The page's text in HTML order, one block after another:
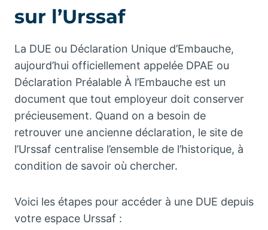
sur l’Urssaf
La DUE ou Déclaration Unique d’Embauche,
aujourd’hui officiellement appelée DPAE ou
Déclaration Préalable À l’Embauche est un
document que tout employeur doit conserver
précieusement. Quand on a besoin de
retrouver une ancienne déclaration, le site de
l’Urssaf centralise l’ensemble de l’historique, à
condition de savoir où chercher.
Voici les étapes pour accéder à une DUE depuis
votre espace Urssaf :